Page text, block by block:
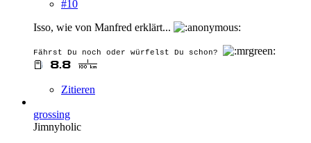
#10
Isso, wie von Manfred erklärt...
Fährst Du noch oder würfelst Du schon?
Zitieren
grossing
Jimnyholic